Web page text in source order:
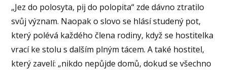
„Jez do polosyta, pij do polopita“ zde dávno ztratilo
svůj význam. Naopak o slovo se hlásí studený pot,
který polévá každého člena rodiny, když se hostitelka
vrací ke stolu s dalším plným tácem. A také hostitel,
který zavelí: „nikdo nepůjde domů, dokud se všechno